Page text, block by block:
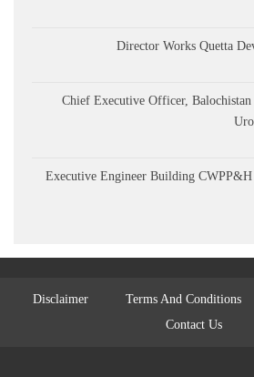
Director Works Quetta
Chief Executive Officer,
Executive Engineer Building
Terms And Conditions
Disclaimer
Contact Us